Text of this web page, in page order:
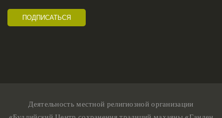
Деятельность местной религиозной организации